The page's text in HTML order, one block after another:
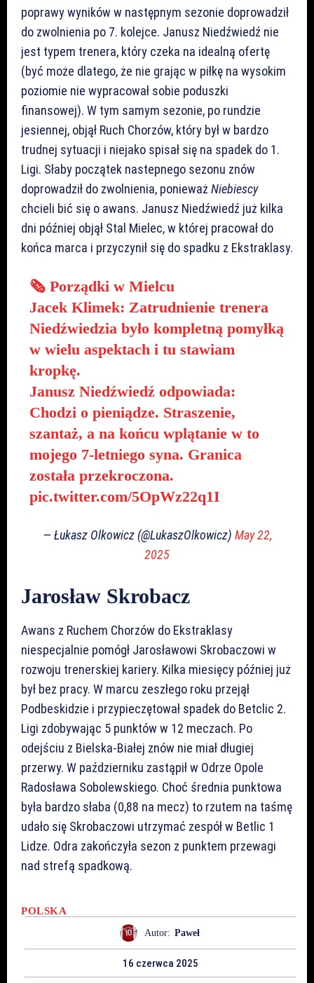
poprawy wyników w następnym sezonie doprowadził
do zwolnienia po 7. kolejce. Janusz Niedźwiedź nie
jest typem trenera, który czeka na idealną ofertę
(być może dlatego, że nie grając w piłkę na wysokim
poziomie nie wypracował sobie poduszki
finansowej). W tym samym sezonie, po rundzie
jesiennej, objął Ruch Chorzów, który był w bardzo
trudnej sytuacji i niejako spisał się na spadek do 1.
Ligi. Słaby początek nastepnego sezonu znów
doprowadził do zwolnienia, ponieważ Niebiescy
chcieli bić się o awans. Janusz Niedźwiedź już kilka
dni później objął Stal Mielec, w której pracował do
końca marca i przyczynił się do spadku z Ekstraklasy.
🗞 Porządki w Mielcu
Jacek Klimek: Zatrudnienie trenera
Niedźwiedzia było kompletną pomyłką
w wielu aspektach i tu stawiam
kropkę.
Janusz Niedźwiedź odpowiada:
Chodzi o pieniądze. Straszenie,
szantaż, a na końcu wplątanie w to
mojego 7-letniego syna. Granica
została przekroczona.
pic.twitter.com/5OpWz22q1I
— Łukasz Olkowicz (@LukaszOlkowicz) May 22,
2025
Jarosław Skrobacz
Awans z Ruchem Chorzów do Ekstraklasy
niespecjalnie pomógł Jarosławowi Skrobaczowi w
rozwoju trenerskiej kariery. Kilka miesięcy później już
był bez pracy. W marcu zeszłego roku przejął
Podbeskidzie i przypieczętował spadek do Betclic 2.
Ligi zdobywając 5 punktów w 12 meczach. Po
odejściu z Bielska-Białej znów nie miał długiej
przerwy. W październiku zastąpił w Odrze Opole
Radosława Sobolewskiego. Choć średnia punktowa
była bardzo słaba (0,88 na mecz) to rzutem na taśmę
udało się Skrobaczowi utrzymać zespół w Betlic 1
Lidze. Odra zakończyła sezon z punktem przewagi
nad strefą spadkową.
POLSKA
Autor: Paweł
16 czerwca 2025